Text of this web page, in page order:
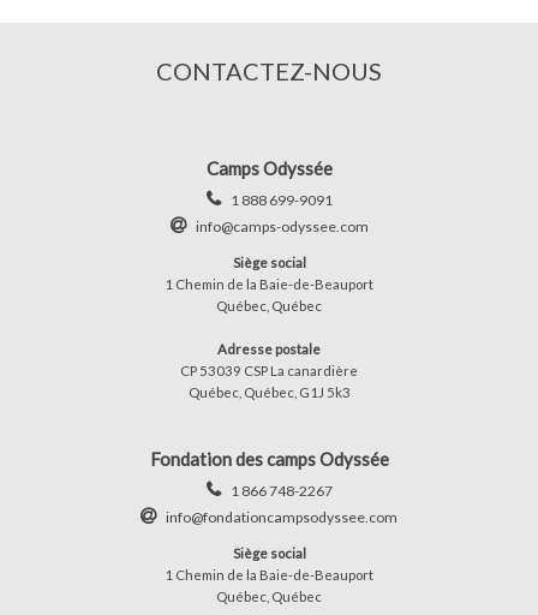
CONTACTEZ-NOUS
Camps Odyssée
1 888 699-9091
info@camps-odyssee.com
Siège social
1 Chemin de la Baie-de-Beauport
Québec, Québec
Adresse postale
CP 53039 CSP La canardière
Québec, Québec, G1J 5k3
Fondation des camps Odyssée
1 866 748-2267
info@fondationcampsodyssee.com
Siège social
1 Chemin de la Baie-de-Beauport
Québec, Québec